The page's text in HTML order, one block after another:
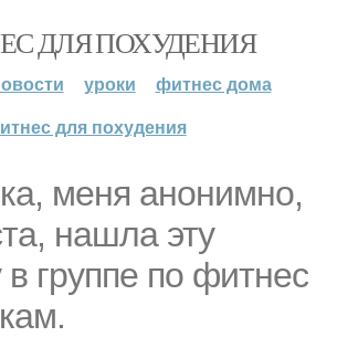
ДЛЯ ПОХУДЕНИЯ
уроки
фитнес дома
для похудения
меня анонимно,
нашла эту
группе по фитнес